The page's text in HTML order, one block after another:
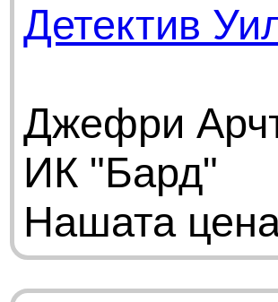
Детектив
Джефри
ИК "Бард"
Нашата